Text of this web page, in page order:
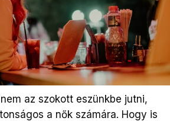
az szokott eszünkbe jutni,
a nők számára. Hogy is